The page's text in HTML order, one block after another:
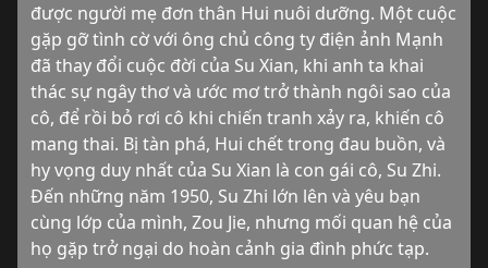
được người mẹ đơn thân Hui nuôi dưỡng. Một cuộc
gặp gỡ tình cờ với ông chủ công ty điện ảnh Mạnh
đã thay đổi cuộc đời của Su Xian, khi anh ta khai
thác sự ngây thơ và ước mơ trở thành ngôi sao của
cô, để rồi bỏ rơi cô khi chiến tranh xảy ra, khiến cô
mang thai. Bị tàn phá, Hui chết trong đau buồn, và
hy vọng duy nhất của Su Xian là con gái cô, Su Zhi.
Đến những năm 1950, Su Zhi lớn lên và yêu bạn
cùng lớp của mình, Zou Jie, nhưng mối quan hệ của
họ gặp trở ngại do hoàn cảnh gia đình phức tạp.